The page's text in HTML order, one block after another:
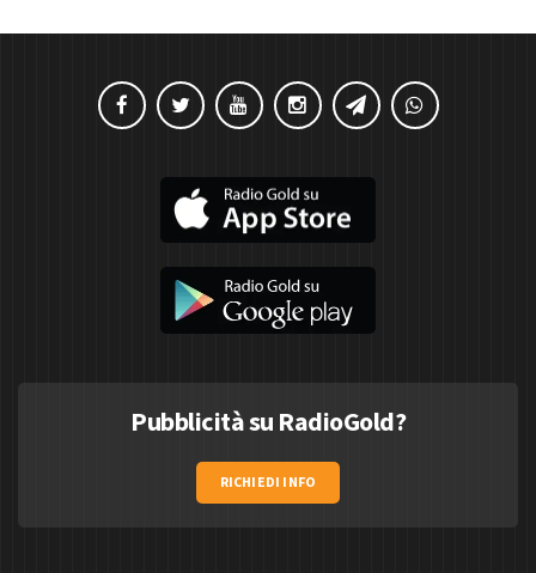
Pubblicità su RadioGold?
RICHIEDI INFO